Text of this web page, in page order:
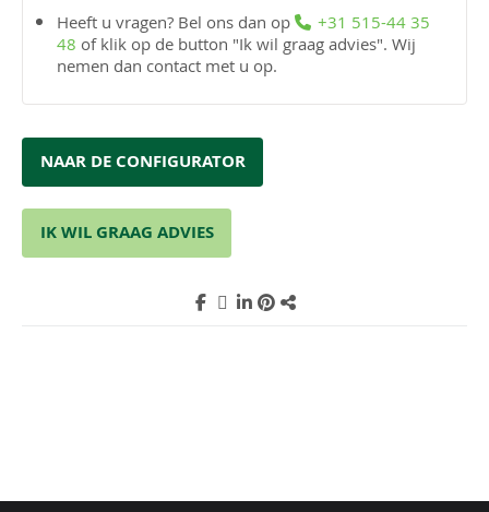
Heeft u vragen? Bel ons dan op
+31 515-44 35
48 of klik op de button "Ik wil graag advies". Wij
nemen dan contact met u op.
NAAR DE CONFIGURATOR
IK WIL GRAAG ADVIES